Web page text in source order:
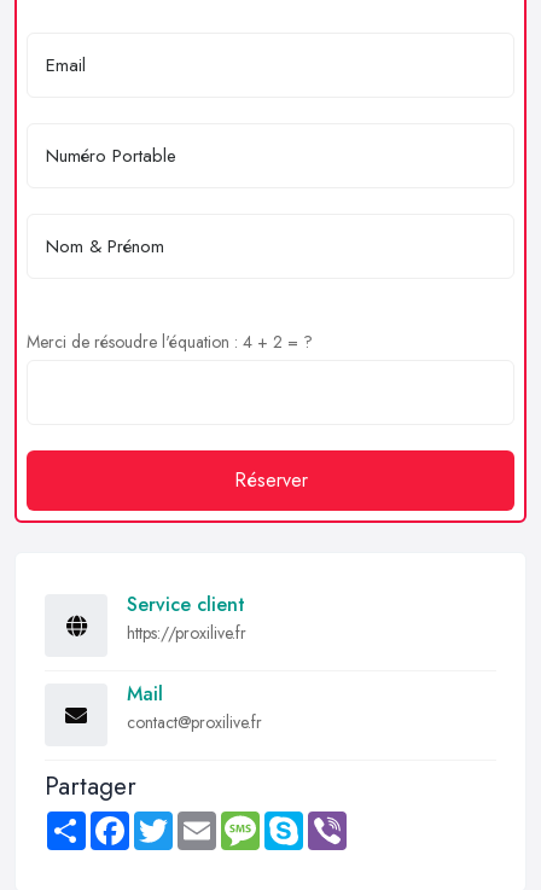
Merci de résoudre l'équation : 4 + 2 = ?
Réserver
Service client
https://proxilive.fr
Mail
contact@proxilive.fr
Partager
Share FacebookTwitter Email MessageSkype